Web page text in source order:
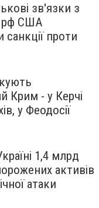
зв'язки з
рф США
проти
Крим - у Керчі
у Феодосії
1,4 млрд
активів
атаки